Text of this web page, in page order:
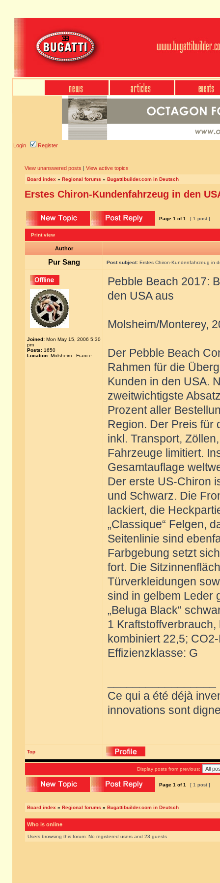
Login Register
View unanswered posts | View active topics
Board index » Regional forums » Bugattibuilder.com in Deutsch
Erstes Chiron-Kundenfahrzeug in den
Page 1 of1 [ 1 post ]
Print view
Author
Pur Sang Post subject: Erstes Chiron-Kundenfahrzeug in
Joined: Mon May 15, 2006 5:30
pm
Posts: 1650
Location: Molsheim - France
Pebble Beach 2017:
den USA aus
Molsheim/Monterey,
Der Pebble Beach
Rahmen für die
Kunden in den USA.
zweitwichtigste
Prozent aller
Region. Der Preis für
inkl. Transport,
Fahrzeuge limitiert.
Gesamtauflage
Der erste US-Chiron
und Schwarz. Die
lackiert, die
„Classique“ Felgen,
Seitenlinie sind
Farbgebung setzt
fort. Die
Türverkleidungen
sind in gelbem Leder
„Beluga Black“
1
kombiniert 22,5;
Effizienzklasse: G
Ce qui a été déjà
innovations sont
Top
Display posts from previous:
Page 1 of1 [ 1 post ]
Board index » Regional forums » Bugattibuilder.com in Deutsch
Who is online
Users browsing this forum: No registered users and 23 guests